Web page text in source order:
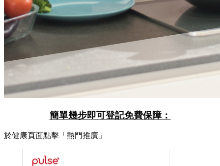
簡單幾步即可登記免費保障：
於健康頁面點擊「熱門推廣」